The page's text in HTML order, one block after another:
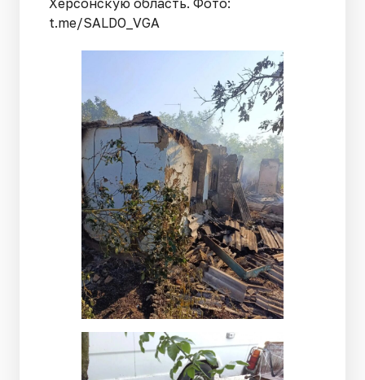
Херсонскую область. Фото:
t.me/SALDO_VGA